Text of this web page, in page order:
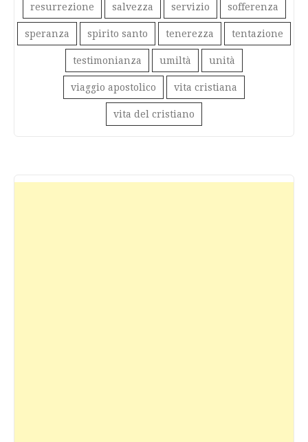
resurrezione salvezza servizio sofferenza
speranza spirito santo tenerezza tentazione
testimonianza umiltà unità
viaggio apostolico vita cristiana
vita del cristiano